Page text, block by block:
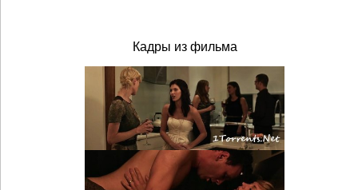
Кадры из фильма